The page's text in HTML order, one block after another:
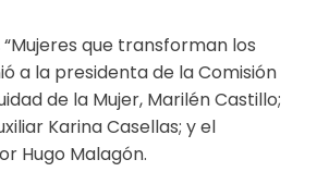
que transforman los
a la presidenta de la Comisión
de la Mujer, MarilénCastillo;
KarinaCasellas; y el
Hugo Malagón.